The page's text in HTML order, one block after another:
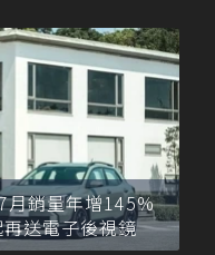
月銷量年增145%
送電子後視鏡